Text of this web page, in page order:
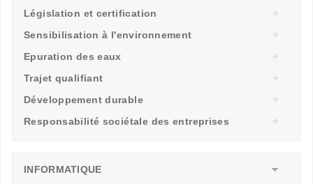
Législation et certification
Sensibilisation à l'environnement
Epuration des eaux
Trajet qualifiant
Développement durable
Responsabilité sociétale des entreprises
INFORMATIQUE